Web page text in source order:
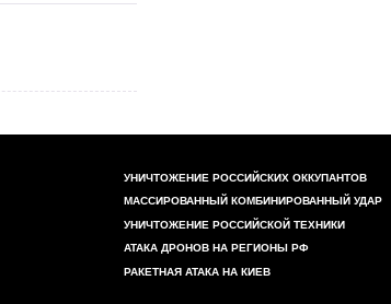
УНИЧТОЖЕНИЕ РОССИЙСКИХ ОККУПАНТОВ
МАССИРОВАННЫЙ КОМБИНИРОВАННЫЙ УДАР
УНИЧТОЖЕНИЕ РОССИЙСКОЙ ТЕХНИКИ
АТАКА ДРОНОВ НА РЕГИОНЫ РФ
РАКЕТНАЯ АТАКА НА КИЕВ